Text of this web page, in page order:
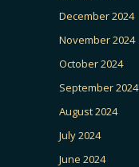
December 2024
November 2024
October 2024
September 2024
August 2024
July 2024
June 2024